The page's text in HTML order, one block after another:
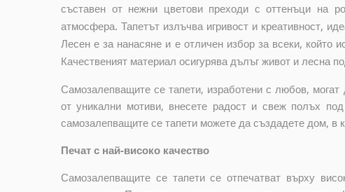
съставен от нежни цветови преходи с оттенъци на
атмосфера. Тапетът излъчва игривост и креативност,
Лесен е за нанасяне и е отличен избор за всеки, който
Качественият материал осигурява дълъг живот и лесна
Самозалепващите се тапети, изработени с любов,
от уникални мотиви, внесете радост и свеж полъх
самозалепващите се тапети можете да създадете дом, в
Печат с най-високо качество
Самозалепващите се тапети се отпечатват върху